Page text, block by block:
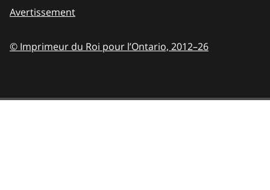
Avertissement
© Imprimeur du Roi pour l’Ontario, 2012–26